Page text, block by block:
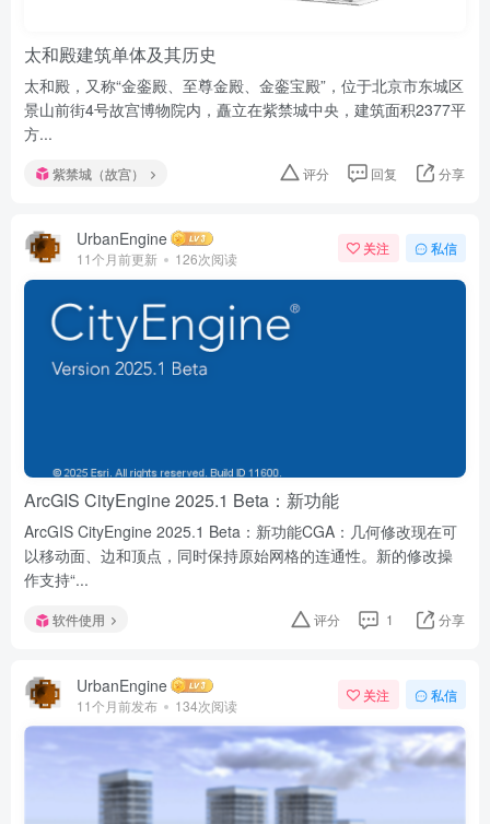
太和殿建筑单体及其历史
太和殿，又称“金銮殿、至尊金殿、金銮宝殿”，位于北京市东城区
景山前街4号故宫博物院内，矗立在紫禁城中央，建筑面积2377平
方...
紫禁城（故宫） 评分 回复 分享
UrbanEngine
11个月前更新 126次阅读
关注 私信
ArcGIS CityEngine 2025.1 Beta：新功能
ArcGIS CityEngine 2025.1 Beta：新功能CGA：几何修改现在可
以移动面、边和顶点，同时保持原始网格的连通性。新的修改操
作支持“...
软件使用 评分 1 分享
UrbanEngine
11个月前发布 134次阅读
关注 私信